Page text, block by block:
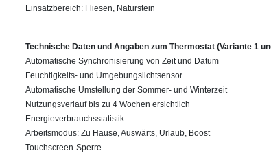
Einsatzbereich: Fliesen, Naturstein
Technische Daten und Angaben zum Thermostat (Variante 1
Automatische Synchronisierung von Zeit und Datum
Feuchtigkeits- und Umgebungslichtsensor
Automatische Umstellung der Sommer- und Winterzeit
Nutzungsverlauf bis zu 4 Wochen ersichtlich
Energieverbrauchsstatistik
Arbeitsmodus: Zu Hause, Auswärts, Urlaub, Boost
Touchscreen-Sperre